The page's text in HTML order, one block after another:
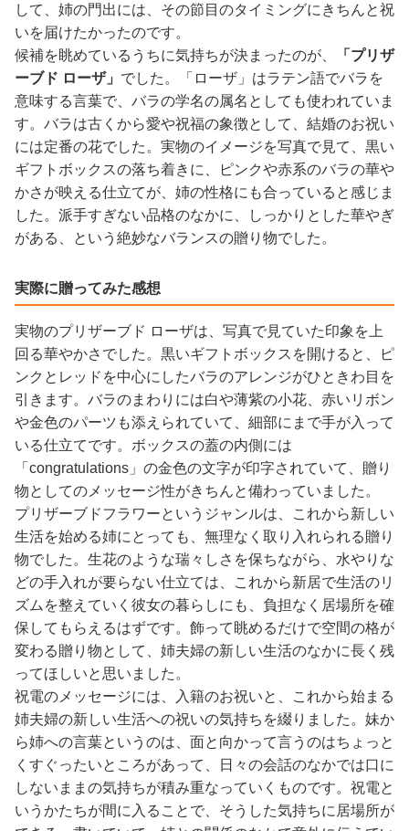
して、姉の門出には、その節目のタイミングにきちんと祝
いを届けたかったのです。
候補を眺めているうちに気持ちが決まったのが、
「プリザ
ーブド ローザ」 でした。「ローザ」はラテン語でバラを
意味する言葉で、バラの学名の属名としても使われていま
す。バラは古くから愛や祝福の象徴として、結婚のお祝い
には定番の花でした。実物のイメージを写真で見て、黒い
ギフトボックスの落ち着きに、ピンクや赤系のバラの華や
かさが映える仕立てが、姉の性格にも合っていると感じま
した。派手すぎない品格のなかに、しっかりとした華やぎ
がある、という絶妙なバランスの贈り物でした。
実際に贈ってみた感想
実物のプリザーブド ローザは、写真で見ていた印象を上
回る華やかさでした。黒いギフトボックスを開けると、ピ
ンクとレッドを中心にしたバラのアレンジがひときわ目を
引きます。バラのまわりには白や薄紫の小花、赤いリボン
や金色のパーツも添えられていて、細部にまで手が入って
いる仕立てです。ボックスの蓋の内側には
「congratulations」の金色の文字が印字されていて、贈り
物としてのメッセージ性がきちんと備わっていました。
プリザーブドフラワーというジャンルは、これから新しい
生活を始める姉にとっても、無理なく取り入れられる贈り
物でした。生花のような瑞々しさを保ちながら、水やりな
どの手入れが要らない仕立ては、これから新居で生活のリ
ズムを整えていく彼女の暮らしにも、負担なく居場所を確
保してもらえるはずです。飾って眺めるだけで空間の格が
変わる贈り物として、姉夫婦の新しい生活のなかに長く残
ってほしいと思いました。
祝電のメッセージには、入籍のお祝いと、これから始まる
姉夫婦の新しい生活への祝いの気持ちを綴りました。妹か
ら姉への言葉というのは、面と向かって言うのはちょっと
くすぐったいところがあって、日々の会話のなかでは口に
しないままの気持ちが積み重なっていくものです。祝電と
いうかたちが間に入ることで、そうした気持ちに居場所が